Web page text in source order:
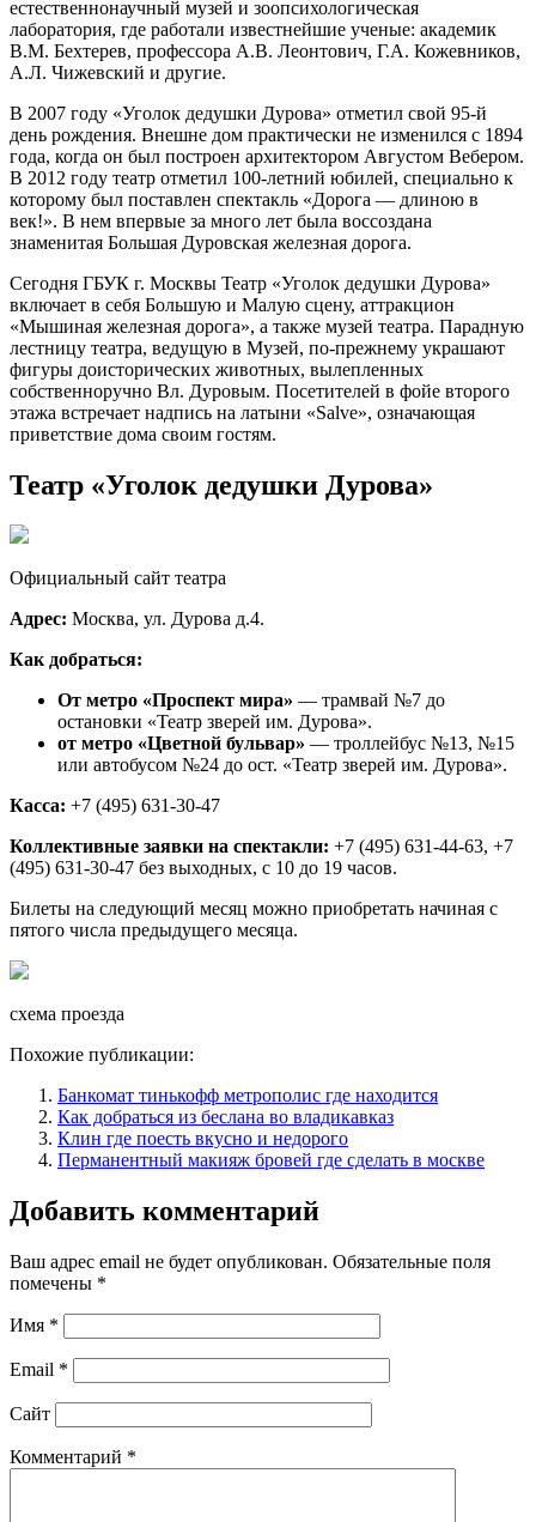
естественнонаучный музей и зоопсихологическая
лаборатория, где работали известнейшие ученые: академик
В.М. Бехтерев, профессора А.В. Леонтович, Г.А. Кожевников,
А.Л. Чижевский и другие.
В 2007 году «Уголок дедушки Дурова» отметил свой 95-й
день рождения. Внешне дом практически не изменился с 1894
года, когда он был построен архитектором Августом Вебером.
В 2012 году театр отметил 100-летний юбилей, специально к
которому был поставлен спектакль «Дорога — длиною в
век!». В нем впервые за много лет была воссоздана
знаменитая Большая Дуровская железная дорога.
Сегодня ГБУК г. Москвы Театр «Уголок дедушки Дурова»
включает в себя Большую и Малую сцену, аттракцион
«Мышиная железная дорога», а также музей театра. Парадную
лестницу театра, ведущую в Музей, по-прежнему украшают
фигуры доисторических животных, вылепленных
собственноручно Вл. Дуровым. Посетителей в фойе второго
этажа встречает надпись на латыни «Salve», означающая
приветствие дома своим гостям.
Театр «Уголок дедушки Дурова»
Официальный сайт театра
Адрес: Москва, ул. Дурова д.4.
Как добраться:
От метро «Проспект мира» — трамвай №7 до
остановки «Театр зверей им. Дурова».
от метро «Цветной бульвар» — троллейбус №13, №15
или автобусом №24 до ост. «Театр зверей им. Дурова».
Касса: +7 (495) 631-30-47
Коллективные заявки на спектакли: +7 (495) 631-44-63, +7
(495) 631-30-47 без выходных, с 10 до 19 часов.
Билеты на следующий месяц можно приобретать начиная с
пятого числа предыдущего месяца.
схема проезда
Похожие публикации:
Банкомат тинькофф метрополис где находится
Как добраться из беслана во владикавказ
Клин где поесть вкусно и недорого
Перманентный макияж бровей где сделать в москве
Добавить комментарий
Ваш адрес email не будет опубликован. Обязательные поля
помечены *
Имя *
Email *
Сайт
Комментарий *